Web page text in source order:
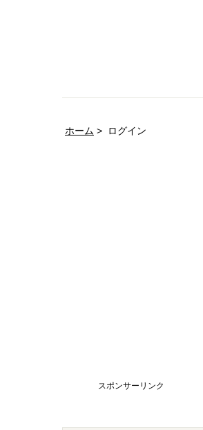
ホーム ログイン
スポンサーリンク